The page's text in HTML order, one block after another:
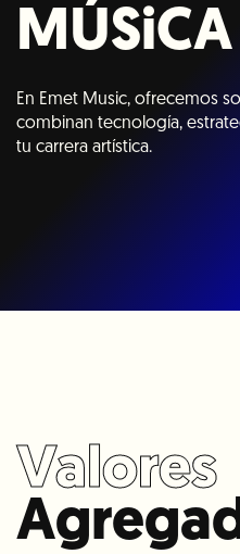
MÚSiCA
En Emet Music, ofrecemos
combinan tecnología,
tu carrera artística.
Valores